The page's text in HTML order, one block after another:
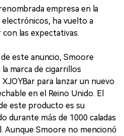
empresa en la
ha vuelto a
las expectativas.
este anuncio, Smoore
marca de cigarrillos
para lanzar un nuevo
en el Reino Unido. El
este producto es su
durante más de 1000 caladas
Aunque Smoore no mencionó